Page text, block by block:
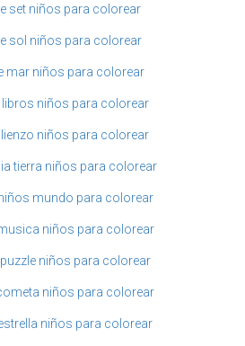
set niños para colorear
sol niños para colorear
mar niños para colorear
libros niños para colorear
niños para colorear
tierra niños para colorear
mundo para colorear
niños para colorear
niños para colorear
niños para colorear
niños para colorear